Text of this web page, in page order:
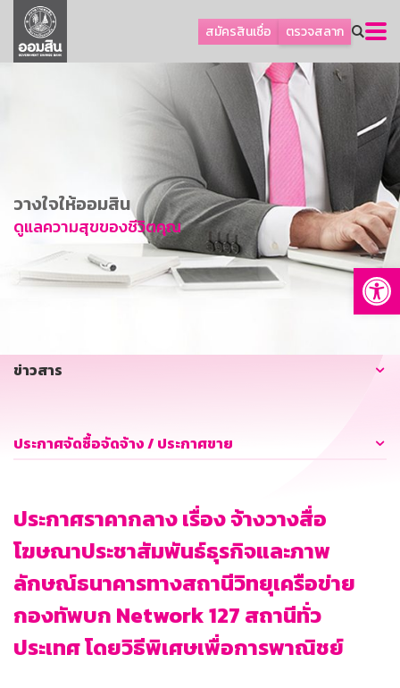
สมัครสินเชื่อ ตรวจสลาก
ลูกค้าธุรกิจ
ลูกค้าผู้ประกอบรายย่อย
การพัฒนาที่ยั่งยืน
ข่าวสาร
บริการทางการเงิน
อื่นๆ
วางใจให้ออมสิน
ดูแลความสุขของชีวิตคุณ
ข่าวสาร
ประกาศจัดซื้อจัดจ้าง / ประกาศขาย
ประกาศราคากลาง เรื่อง จ้างวางสื่อ
โฆษณาประชาสัมพันธ์ธุรกิจและภาพ
ลักษณ์ธนาคารทางสถานีวิทยุเครือข่าย
กองทัพบก Network 127 สถานีทั่ว
ประเทศ โดยวิธีพิเศษเพื่อการพาณิชย์